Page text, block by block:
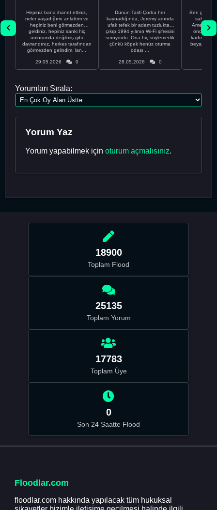
Hepiniz bana ihanet ettiniz,
neler yaşadığımı anlattım ve
hepiniz beni görmezden
geldiniz, hepiniz sanki hiç
umurumda değilmiş gibi
davrandınız, herkes tarafından
görmezden gelindim, lan...
29.05.2026 0
Dünün Tarifi Çorba her
kaynadığında, Jeremy adında
ufak tefek bir adam tuzluktan
çıkıp 1994 yılının Wi-Fi şifresini
soruyordu. Ona hiç söylemedik
çünkü köpek henüz oturma
odası ...
28.05.2026 0
Ben gururlu
sahip
önce
kadınla
beyaz
Yorumları Sırala:
Yorum Yaz
Yorum yapabilmek için oturum açmalısınız.
18900
Toplam Flood
25135
Toplam Yorum
17783
Toplam Üye
0
Son 24 Saatte Flood
Floodlar.com
floodlar.com hakkında yapılacak tüm hukuksal